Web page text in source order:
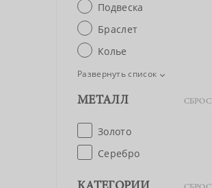
Подвеска
Браслет
Колье
Развернуть список
МЕТАЛЛ
Золото
Серебро